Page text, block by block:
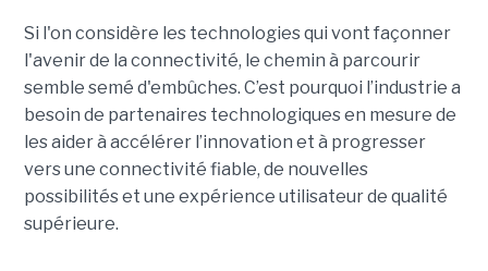
Si l'on considère les technologies qui vont façonner
l'avenir de la connectivité, le chemin à parcourir
semble semé d'embûches. C’est pourquoi l’industrie a
besoin de partenaires technologiques en mesure de
les aider à accélérer l’innovation et à progresser
vers une connectivité fiable, de nouvelles
possibilités et une expérience utilisateur de qualité
supérieure.